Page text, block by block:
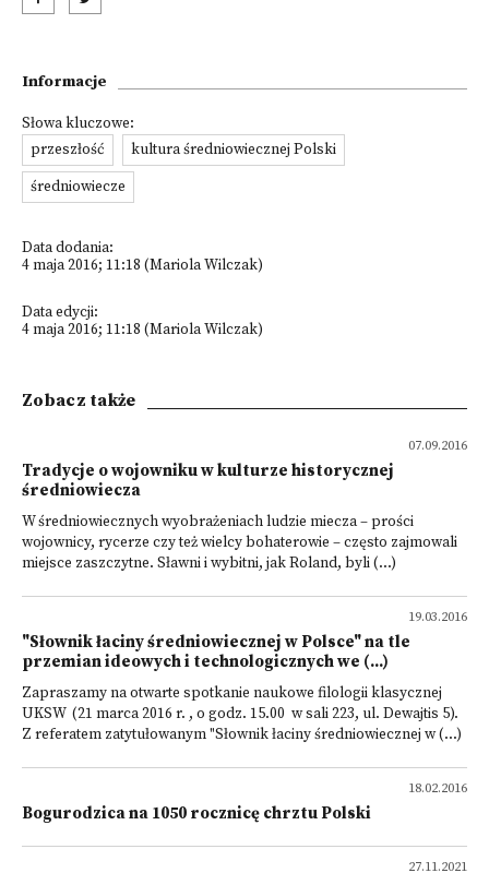
Informacje
Słowa kluczowe:
przeszłość
kultura średniowiecznej Polski
średniowiecze
Data dodania:
4 maja 2016; 11:18 (Mariola Wilczak)
Data edycji:
4 maja 2016; 11:18 (Mariola Wilczak)
Zobacz także
07.09.2016
Tradycje o wojowniku w kulturze historycznej
średniowiecza
W średniowiecznych wyobrażeniach ludzie miecza – prości
wojownicy, rycerze czy też wielcy bohaterowie – często zajmowali
miejsce zaszczytne. Sławni i wybitni, jak Roland, byli (...)
19.03.2016
"Słownik łaciny średniowiecznej w Polsce" na tle
przemian ideowych i technologicznych we (...)
Zapraszamy na otwarte spotkanie naukowe filologii klasycznej
UKSW (21 marca 2016 r. , o godz. 15.00 w sali 223, ul. Dewajtis 5).
Z referatem zatytułowanym "Słownik łaciny średniowiecznej w (...)
18.02.2016
Bogurodzica na 1050 rocznicę chrztu Polski
27.11.2021